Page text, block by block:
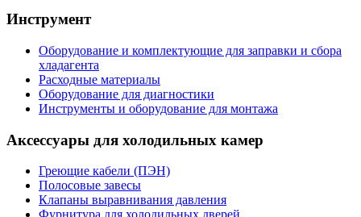
Инструмент
Оборудование и комплектующие для заправки и сбора
хладагента
Расходные материалы
Оборудование для диагностики
Инструменты и оборудование для монтажа
Аксессуары для холодильных камер
Греющие кабели (ПЭН)
Полосовые завесы
Клапаны выравнивания давления